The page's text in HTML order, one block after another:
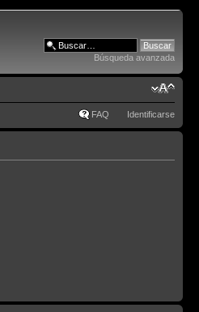
Búsqueda avanzada
FAQ Identificarse